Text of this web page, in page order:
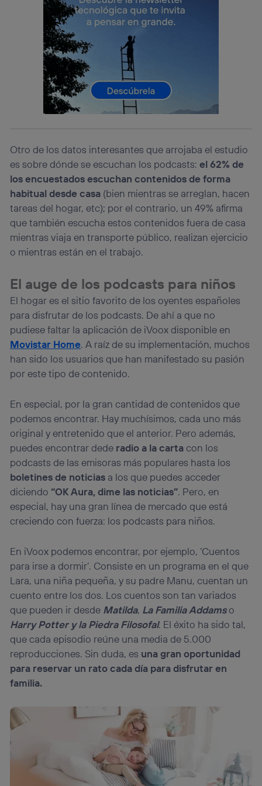
Otro de los datos interesantes que arrojaba el estudio
es sobre dónde se escuchan los podcasts:el 62% de
los encuestados escuchan contenidos de forma
habitual desde casa (bien mientras se arreglan, hacen
tareas del hogar, etc); por el contrario, un 49% afirma
que también escucha estos contenidos fuera de casa
mientras viaja en transporte público, realizan ejercicio
o mientras están en el trabajo.
El auge de los podcasts para niños
El hogar es el sitio favorito de los oyentes españoles
para disfrutar de los podcasts. De ahí a que no
pudiese faltar la aplicación de iVoox disponible en
Movistar Home. A raíz de su implementación, muchos
han sido los usuarios que han manifestado su pasión
por este tipo de contenido.
En especial, por la gran cantidad de contenidos que
podemos encontrar. Hay muchísimos, cada uno más
original y entretenido que el anterior. Pero además,
puedes encontrar dede radio a la cartacon los
podcasts de las emisoras más populares hasta los
boletines de noticias a los que puedes acceder
diciendo “OK Aura, dime las noticias”. Pero, en
especial, hay una gran línea de mercado que está
creciendo con fuerza: los podcasts para niños.
En iVoox podemos encontrar, por ejemplo, ‘Cuentos
para irse a dormir’. Consiste en un programa en el que
Lara, una niña pequeña, y su padre Manu, cuentan un
cuento entre los dos. Los cuentos son tan variados
que pueden ir desde Matilda, La Familia Addamso
Harry Potter y la Piedra Filosofal. El éxito ha sido tal,
que cada episodio reúne una media de 5.000
reproducciones. Sin duda, es una gran oportunidad
para reservar un rato cada día para disfrutar en
familia.
(p. ej., número de teléfono móvil).
Este identificador se asigna a la conexión de internet, por
lo que cualquier persona que conecte su dispositivo y
consienta el uso de la tecnología recibirá el mismo
identificador. Típicamente:
Si utilizas unaconexión de banda ancha
el marketing o análisis se realizará en función de las
actividades de navegación de los miembros del hogar
que hayan dado su consentimiento.
personalizado, ya que se basará únicamente en la
Puedes gestionar los consentimientos Utiq seleccionando
“Administrar Utiq” en la parte inferior de esta página web o
visitando el portal de privacidad de Utiq
(“consenthub”). Para más información, consulta
la política de privacidad de Utiq.